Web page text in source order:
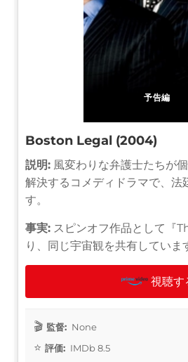
予告編
Boston Legal (2004)
説明: 風変わりな弁護士たちが
解決するコメディドラマで、法
す。
事実: スピンオフ作品として『
り、同じ宇宙観を共有していま
視聴す
監督: None
評価: IMDb 8.5